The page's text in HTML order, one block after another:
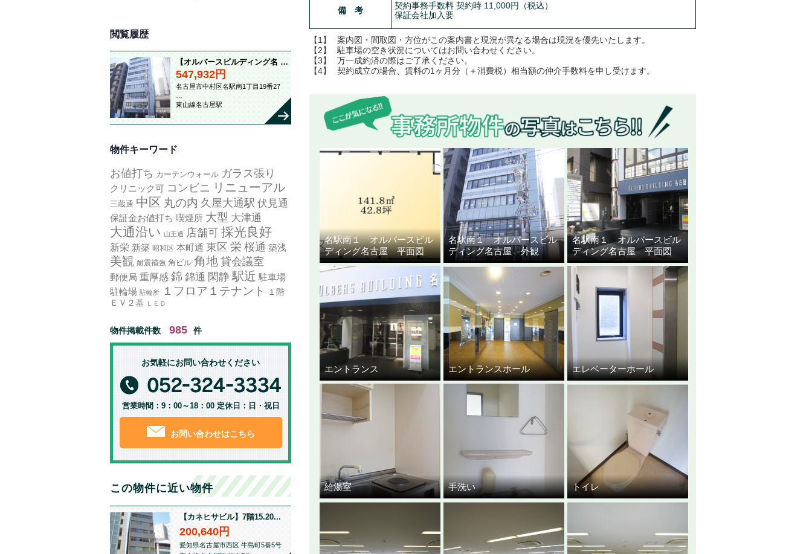
備 考
契約事務手数料 契約時 11,000円（税込）
保証会社加入要
【1】
案内図・間取図・方位がこの案内書と現況が異なる場合は現況を優先いたします。
【2】
駐車場の空き状況についてはお問い合わせください。
【3】
万一成約済の際はご了承ください。
【4】
契約成立の場合、賃料の1ヶ月分（＋消費税）相当額の仲介手数料を申し受けます。
名駅南１ オルバースビル
ディング名古屋 平面図
名駅南１ オルバースビル
ディング名古屋 外観
名駅南１ オルバースビル
ディング名古屋 平面図
エントランス エントランスホール エレベーターホール
給湯室 手洗い トイレ
閲覧履歴
【オルバースビルディング名 …
547,932円
名古屋市中村区名駅南1丁目19番27
…
東山線名古屋駅
物件キーワード
お値打ち カーテンウォール ガラス張り
クリニック可 コンビニ リニューアル
三蔵通 中区 丸の内 久屋大通駅 伏見通
保証金お値打ち 喫煙所 大型 大津通
大通沿い 山王通 店舗可 採光良好
新栄 新築 昭和区 本町通 東区 栄 桜通 築浅
美観 耐震補強 角ビル 角地 貸会議室
郵便局 重厚感 錦 錦通 閑静 駅近 駐車場
駐輪場 駐輪所 １フロア１テナント
１階
ＥＶ２基
ＬＥＤ
物件掲載件数 985 件
お気軽にお問い合わせください
営業時間：9：00～18：00 定休日：日・祝日
お問い合わせはこちら
この物件に近い物件
【カネヒサビル】7階15.20...
200,640円
愛知県名古屋市西区 牛島町5番5号